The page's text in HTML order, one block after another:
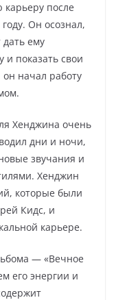
после
Он осознал,
ему
и показать свои
начал работу
Хенджина очень
дни и ночи,
звучания и
Хенджин
которые были
Кидс, и
карьере.
— «Вечное
его энергии и